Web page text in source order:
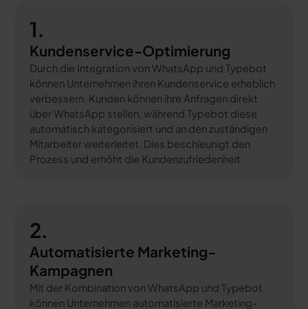
1.
Kundenservice-Optimierung
Durch die Integration von WhatsApp und Typebot
können Unternehmen ihren Kundenservice erheblich
verbessern. Kunden können ihre Anfragen direkt
über WhatsApp stellen, während Typebot diese
automatisch kategorisiert und an den zuständigen
Mitarbeiter weiterleitet. Dies beschleunigt den
Prozess und erhöht die Kundenzufriedenheit.
2.
Automatisierte Marketing-
Kampagnen
Mit der Kombination von WhatsApp und Typebot
können Unternehmen automatisierte Marketing-